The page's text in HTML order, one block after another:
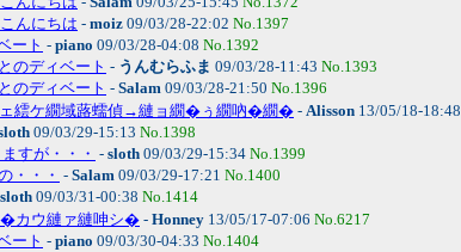
んにちは - moiz 09/03/28-22:02 No.1397
ート - piano 09/03/28-04:08 No.1392
のディベート - うんむらふま 09/03/28-11:43 No.1393
のディベート - Salam 09/03/28-21:50 No.1396
ェ繧ケ繝域蕗蠕偵→縺ョ繝�ぅ繝吶�繝� - Alisson 13/05/18-18:48
09/03/29-15:13 No.1398
すが・・・ - sloth 09/03/29-15:34 No.1399
・・・ - Salam 09/03/29-17:21 No.1400
sloth 09/03/31-00:38 No.1414
�カウ縺ァ縺呻シ� - Honney 13/05/17-07:06 No.6217
ート - piano 09/03/30-04:33 No.1404